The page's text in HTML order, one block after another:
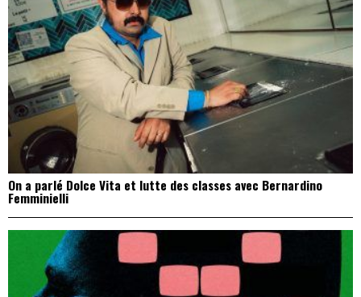
On a parlé Dolce Vita et lutte des classes avec Bernardino
Femminielli